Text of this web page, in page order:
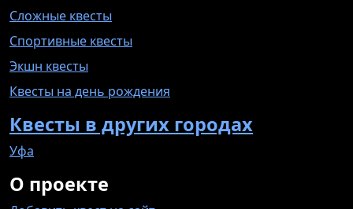
Сложные квесты
Спортивные квесты
Экшн квесты
Квесты на день рождения
Квесты в других городах
Уфа
О проекте